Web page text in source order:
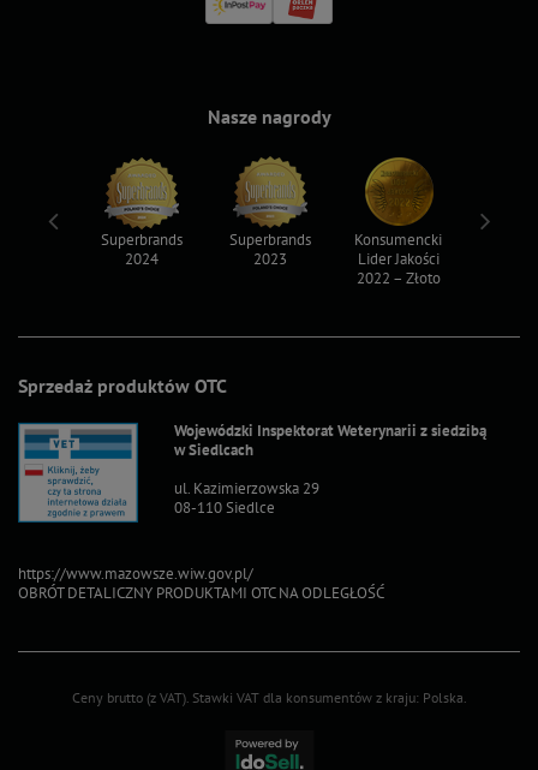
Sprzedaż produktów OTC
Wojewódzki Inspektorat Weterynarii z siedzibą
w Siedlcach
ul. Kazimierzowska 29
08-110 Siedlce
https://www.mazowsze.wiw.gov.pl/
OBRÓT DETALICZNY PRODUKTAMI OTC NA ODLEGŁOŚĆ
Nasze nagrody
Superbrands
2024
Superbrands
2023
Konsumencki
Lider Jakości
2022 – Złoto
Ceny brutto (z VAT). Stawki VAT dla konsumentów z kraju: Polska.